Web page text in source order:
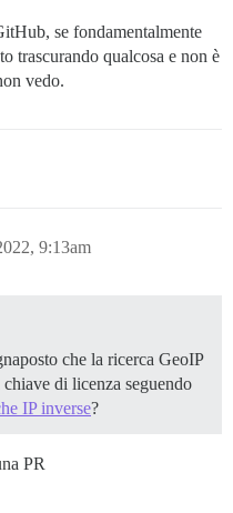
se fondamentalmente
trascurando qualcosa e non è
vedo.
9:13am
che la ricerca GeoIP
di licenza seguendo
IP inverse?
PR